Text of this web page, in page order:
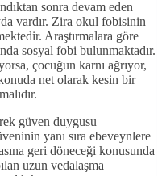
sonra devam eden
vardır. Zira okul fobisinin
Araştırmalara göre
sosyal fobi bulunmaktadır.
çocuğun karnı ağrıyor,
net olarak kesin bir
güven duygusu
yanı sıra ebeveynlere
geri döneceği konusunda
uzun vedalaşma